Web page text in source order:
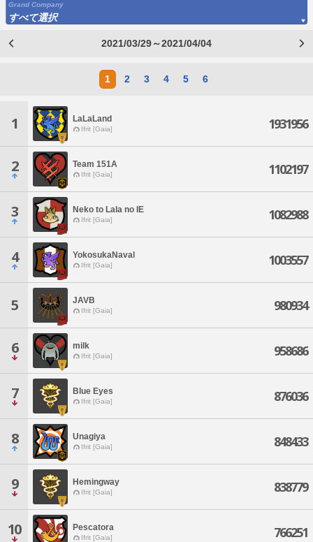
Grand Company
すべて選択
2021/03/29～2021/04/04
1 2 3 4 5 6
1 LaLaLand
Ifrit [Gaia] 1931956
2 Team 151A
Ifrit [Gaia] 1102197
3 Neko to Lala no IE
Ifrit [Gaia] 1082988
4 YokosukaNaval
Ifrit [Gaia] 1003557
5 JAVB
Ifrit [Gaia] 980934
6 milk
Ifrit [Gaia] 958686
7 Blue Eyes
Ifrit [Gaia] 876036
8 Unagiya
Ifrit [Gaia] 848433
9 Hemingway
Ifrit [Gaia] 838779
10 Pescatora
Ifrit [Gaia] 766251